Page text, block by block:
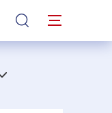
站內搜索